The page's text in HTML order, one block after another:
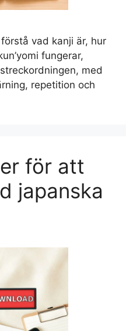
vad kanji är, hur
fungerar,
med
repetition och
för att
japanska